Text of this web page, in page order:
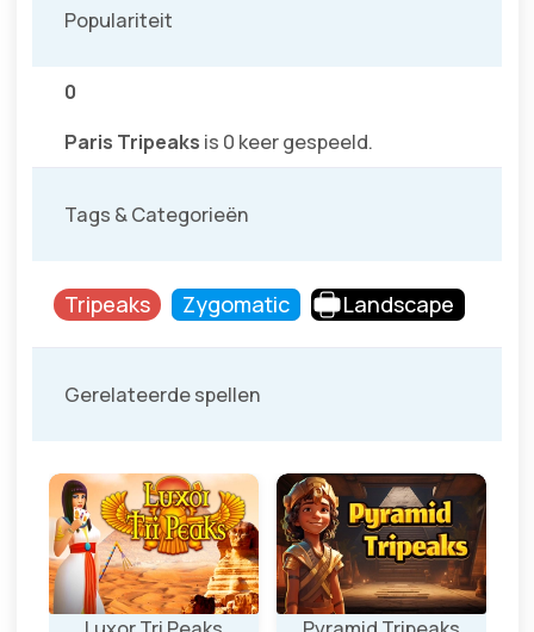
Populariteit
0
Paris Tripeaks is 0 keer gespeeld.
Tags & Categorieën
Tripeaks Zygomatic Landscape
Gerelateerde spellen